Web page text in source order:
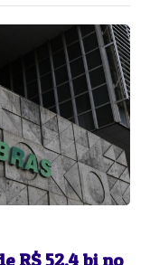
R$ 52,4 bi no